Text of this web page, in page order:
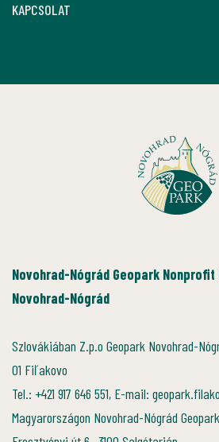
KAPCSOLAT
Novohrad-Nógrád Geopark
Novohrad-Nógrád
Szlovákiában Z.p.o Geopark Novohrad-
01 Fiľakovo
Tel.: +421 917 646 551, E-mail:
Magyarországon Novohrad-Nógrád